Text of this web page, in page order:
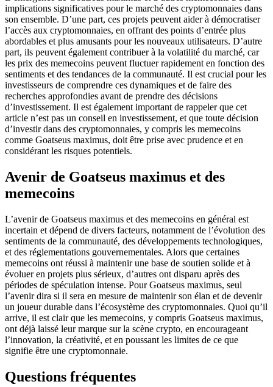
implications significatives pour le marché des cryptomonnaies dans
son ensemble. D’une part, ces projets peuvent aider à démocratiser
l’accès aux cryptomonnaies, en offrant des points d’entrée plus
abordables et plus amusants pour les nouveaux utilisateurs. D’autre
part, ils peuvent également contribuer à la volatilité du marché, car
les prix des memecoins peuvent fluctuer rapidement en fonction des
sentiments et des tendances de la communauté. Il est crucial pour les
investisseurs de comprendre ces dynamiques et de faire des
recherches approfondies avant de prendre des décisions
d’investissement. Il est également important de rappeler que cet
article n’est pas un conseil en investissement, et que toute décision
d’investir dans des cryptomonnaies, y compris les memecoins
comme Goatseus maximus, doit être prise avec prudence et en
considérant les risques potentiels.
Avenir de Goatseus maximus et des
memecoins
L’avenir de Goatseus maximus et des memecoins en général est
incertain et dépend de divers facteurs, notamment de l’évolution des
sentiments de la communauté, des développements technologiques,
et des réglementations gouvernementales. Alors que certaines
memecoins ont réussi à maintenir une base de soutien solide et à
évoluer en projets plus sérieux, d’autres ont disparu après des
périodes de spéculation intense. Pour Goatseus maximus, seul
l’avenir dira si il sera en mesure de maintenir son élan et de devenir
un joueur durable dans l’écosystème des cryptomonnaies. Quoi qu’il
arrive, il est clair que les memecoins, y compris Goatseus maximus,
ont déjà laissé leur marque sur la scène crypto, en encourageant
l’innovation, la créativité, et en poussant les limites de ce que
signifie être une cryptomonnaie.
Questions fréquentes